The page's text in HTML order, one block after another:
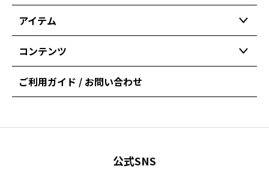
アイテム
コンテンツ
ご利用ガイド / お問い合わせ
公式SNS